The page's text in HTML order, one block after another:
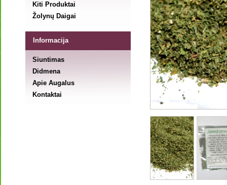
Kiti Produktai
Žolynų Daigai
Informacija
Siuntimas
Didmena
Apie Augalus
Kontaktai